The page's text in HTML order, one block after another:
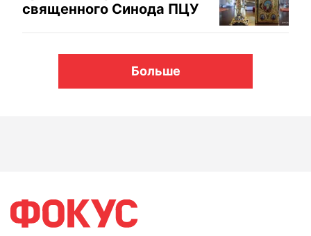
священного Синода ПЦУ
Больше